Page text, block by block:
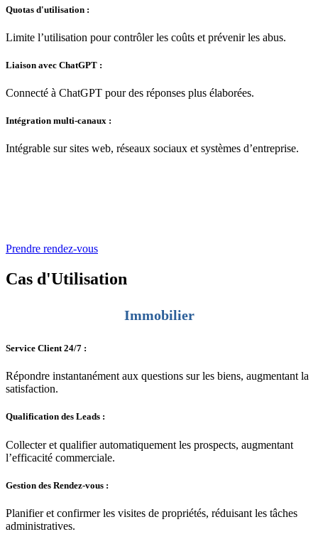
Quotas d'utilisation :
Limite l’utilisation pour contrôler les coûts et prévenir les abus.
Liaison avec ChatGPT :
Connecté à ChatGPT pour des réponses plus élaborées.
Intégration multi-canaux :
Intégrable sur sites web, réseaux sociaux et systèmes d’entreprise.
Prendre rendez-vous
Cas d'Utilisation
Immobilier
Service Client 24/7 :
Répondre instantanément aux questions sur les biens, augmentant la
satisfaction.
Qualification des Leads :
Collecter et qualifier automatiquement les prospects, augmentant
l’efficacité commerciale.
Gestion des Rendez-vous :
Planifier et confirmer les visites de propriétés, réduisant les tâches
administratives.